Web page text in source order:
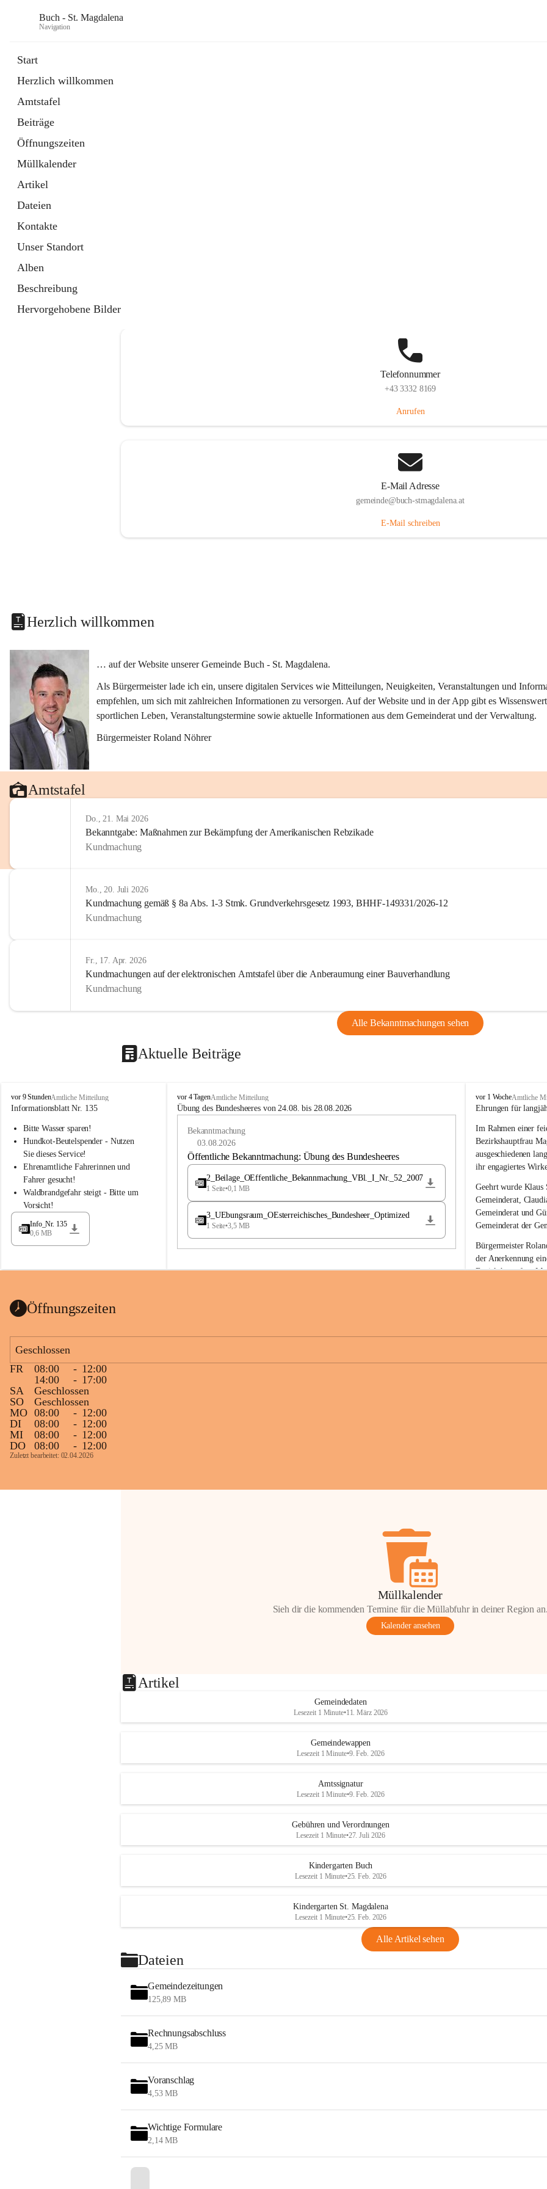
Buch - St. Magdalena
Navigation
Start
Herzlich willkommen
Amtstafel
Beiträge
Öffnungszeiten
Müllkalender
Artikel
Dateien
Kontakte
Unser Standort
Alben
Beschreibung
Hervorgehobene Bilder
Telefonnummer
+43 3332 8169
Anrufen
E-Mail Adresse
gemeinde@buch-stmagdalena.at
E-Mail schreiben
Herzlich willkommen
… auf der Website unserer Gemeinde Buch - St. Magdalena.
Als Bürgermeister lade ich ein, unsere digitalen Services wie Mitteilungen, Neuigkeiten, Veranstaltungen und
empfehlen, um sich mit zahlreichen Informationen zu versorgen. Auf der Website und in der App gibt es
sportlichen Leben, Veranstaltungstermine sowie aktuelle Informationen aus dem Gemeinderat und der Verwaltung.
Bürgermeister Roland Nöhrer
Amtstafel
Do., 21. Mai 2026
Bekanntgabe: Maßnahmen zur Bekämpfung der Amerikanischen Rebzikade
Kundmachung
Mo., 20. Juli 2026
Kundmachung gemäß § 8a Abs. 1-3 Stmk. Grundverkehrsgesetz 1993, BHHF-149331/2026-12
Kundmachung
Fr., 17. Apr. 2026
Kundmachungen auf der elektronischen Amtstafel über die Anberaumung einer Bauverhandlung
Kundmachung
Alle Bekanntmachungen sehen
Aktuelle Beiträge
B
u
h
a
d
l
a
vor 9 StundenAmtliche Mitteilung
Informationsblatt Nr. 135
Bitte Wasser sparen!
Hundkot-Beutelspender - Nutzen
Sie dieses Service!
Ehrenamtliche Fahrerinnen und
Fahrer gesucht!
Waldbrandgefahr steigt - Bitte um
Vorsicht!
Info_Nr. 135
0,6 MB
B
u
e
a
vor 4 TagenAmtliche Mitteilung
Übung des Bundesheeres von 24.08. bis 28.08.2026
Bekanntmachung
03.08.2026
Öffentliche Bekanntmachung: Übung des Bundesheeres
2_Beilage_OEffentliche_Bekannmachung_VBl._I_Nr._52_2007
1 Seite•0,1 MB
3_UEbungsraum_OEsterreichisches_Bundesheer_Optimized
1 Seite•3,5 MB
B
u
h
-
S
t
M
a
g
d
a
l
e
n
a
vor 1 WocheAmtliche
Ehrungen für
Im Rahmen einer
Bezirkshauptfrau
ausgeschiedenen
ihr engagiertes
Geehrt wurde Klaus
Gemeinderat,
Gemeinderat und
Gemeinderat der
Bürgermeister
der Anerkennung
Bezirkshauptfrau
Öffnungszeiten
Geschlossen
FR
08:00 - 12:00
14:00
- 17:00
SA
Geschlossen
SO
Geschlossen
MO 08:00 - 12:00
DI
08:00 - 12:00
MI
08:00 - 12:00
DO
08:00 - 12:00
Zuletzt bearbeitet: 02.04.2026
Müllkalender
Sieh dir die kommenden Termine für die Müllabfuhr in deiner Region an.
Kalender ansehen
Artikel
Gemeindedaten
Lesezeit 1 Minute•11. März 2026
Gemeindewappen
Lesezeit 1 Minute•9. Feb. 2026
Amtssignatur
Lesezeit 1 Minute•9. Feb. 2026
Gebühren und Verordnungen
Lesezeit 1 Minute•27. Juli 2026
Kindergarten Buch
Lesezeit 1 Minute•25. Feb. 2026
Kindergarten St. Magdalena
Lesezeit 1 Minute•25. Feb. 2026
Alle Artikel sehen
Dateien
Gemeindezeitungen
125,89 MB
Rechnungsabschluss
4,25 MB
Voranschlag
4,53 MB
Wichtige Formulare
2,14 MB